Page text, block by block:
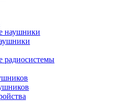
наушники
радиосистемы